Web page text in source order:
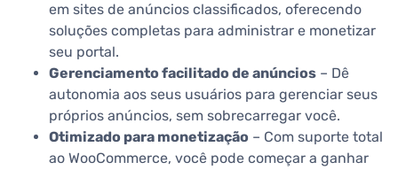
em sites de anúncios classificados, oferecendo
soluções completas para administrar e monetizar
seu portal.
Gerenciamento facilitado de anúncios – Dê
autonomia aos seus usuários para gerenciar seus
próprios anúncios, sem sobrecarregar você.
Otimizado para monetização – Com suporte total
ao WooCommerce, você pode começar a ganhar